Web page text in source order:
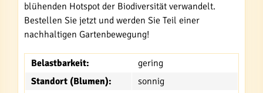
blühenden Hotspot der Biodiversität verwandelt.
Bestellen Sie jetzt und werden Sie Teil einer
nachhaltigen Gartenbewegung!
Belastbarkeit:
gering
Standort (Blumen):
sonnig